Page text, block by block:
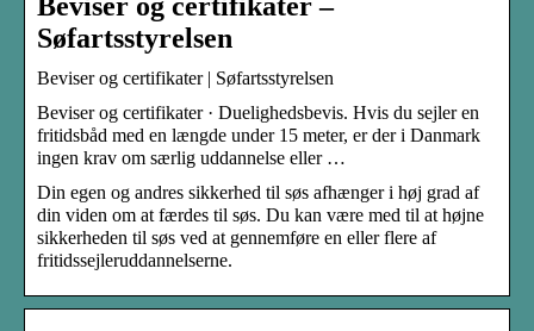
Søfartsstyrelsen
Beviser og certifikater | Søfartsstyrelsen
Beviser og certifikater · Duelighedsbevis. Hvis du sejler en
fritidsbåd med en længde under 15 meter, er der i Danmark
ingen krav om særlig uddannelse eller …
Din egen og andres sikkerhed til søs afhænger i høj grad af
din viden om at færdes til søs. Du kan være med til at højne
sikkerheden til søs ved at gennemføre en eller flere af
fritidssejleruddannelserne.